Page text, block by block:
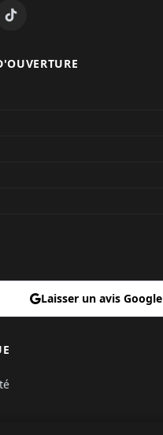
Laisser un avis Google